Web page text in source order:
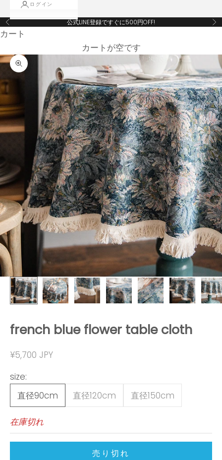
ログイン
前へ 公式LINE登録ですぐに500円OFF! 次
カート
カートが空です
ズームイン
french blue flower table cloth
セール価格
¥5,700 JPY
size:
直径90cm
直径120cm 直径150cm
在庫切れ
売り切れ